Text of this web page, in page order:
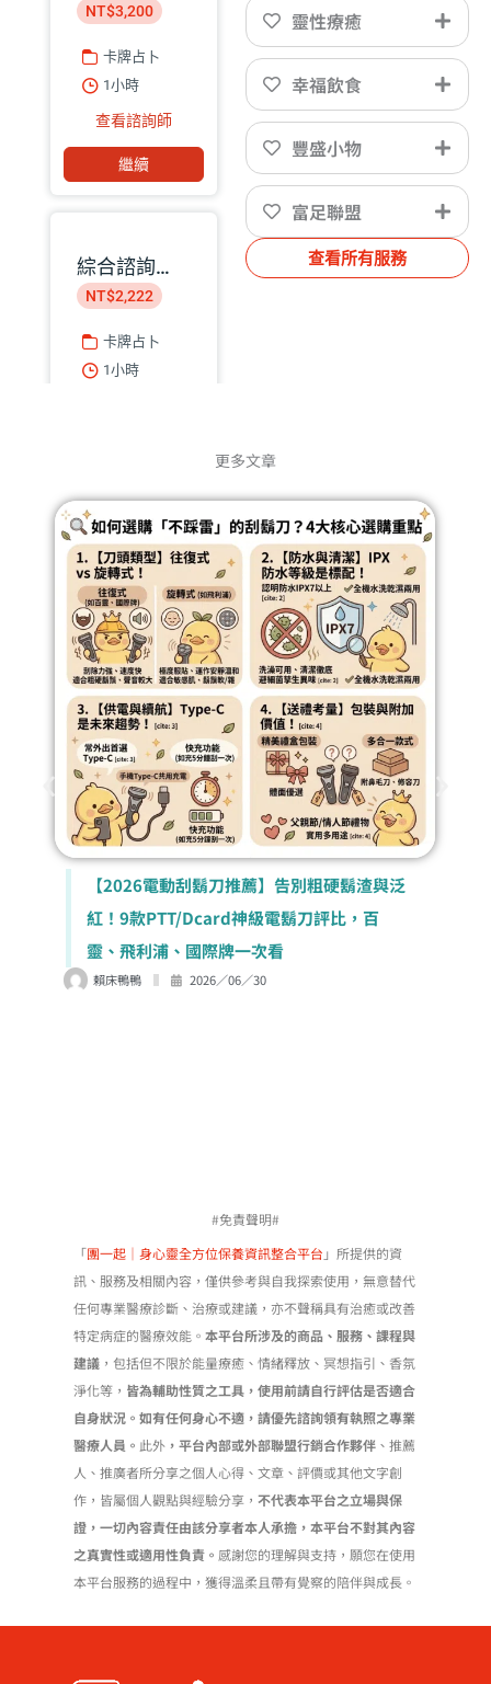
NT$3,200
卡牌占卜
1小時
查看諮詢師
繼續
綜合諮詢｜靈魂保養師 Koayu
NT$2,222
卡牌占卜
1小時
靈性療癒
幸福飲食
豐盛小物
富足聯盟
查看所有服務
更多文章
【2026電動刮鬍刀推薦】告別粗硬鬍渣與泛
紅！9款PTT/Dcard神級電鬍刀評比，百
靈、飛利浦、國際牌一次看
賴床鴨鴨 2026／06／30
#免責聲明#
「團一起｜身心靈全方位保養資訊整合平台 」所提供的資
訊、服務及相關內容，僅供參考與自我探索使用，無意替代
任何專業醫療診斷、治療或建議，亦不聲稱具有治癒或改善
特定病症的醫療效能。本平台所涉及的商品、服務、課程與
建議 ，包括但不限於能量療癒、情緒釋放、冥想指引、香氛
淨化等， 皆為輔助性質之工具，使用前請自行評估是否適合
自身狀況。如有任何身心不適，請優先諮詢領有執照之專業
醫療人員。 此外 ，平台內部或外部聯盟行銷合作夥伴 、推薦
人、推廣者所分享之個人心得、文章、評價或其他文字創
作，皆屬個人觀點與經驗分享，不代表本平台之立場與保
證，一切內容責任由該分享者本人承擔，本平台不對其內容
之真實性或適用性負責。 感謝您的理解與支持，願您在使用
本平台服務的過程中，獲得溫柔且帶有覺察的陪伴與成長。